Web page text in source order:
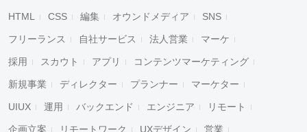
HTML CSS 編集 オウンドメディア SNS
フリーランス 自社サービス 法人営業 マーケ
採用 スカウト アプリ コンテンツマーケティング
新規事業 ディレクター プランナー マーケター
UIUX 運用 バックエンド エンジニア リモート
企画立案 リモートワーク UXデザイン 営業